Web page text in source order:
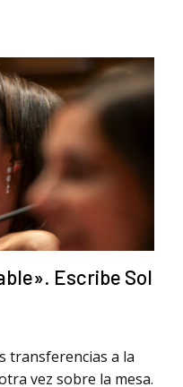
Escribe Sol
transferencias a la
vez sobre la mesa.